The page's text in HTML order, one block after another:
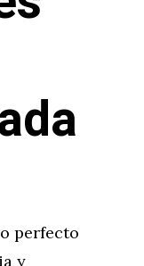
perfecto
y